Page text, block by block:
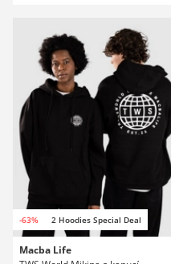
-63% 2 Hoodies Special Deal
Macba Life